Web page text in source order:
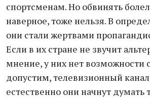
спортсменам. Но обвинять
наверное, тоже нельзя. В
они стали жертвами
Если в их стране не звучит
мнение, у них нет возможности
допустим, телевизионный канал
естественно они начнут думать